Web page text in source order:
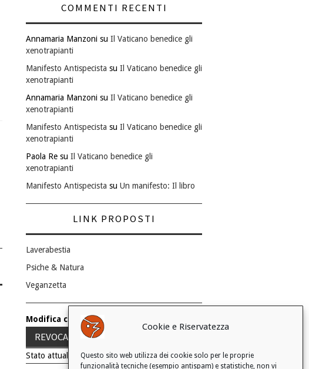
Cookie e Riservatezza
Questo sito web utilizza dei cookie solo per le proprie
funzionalità tecniche (esempio antispam) e statistiche, non vi
COMMENTI RECENTI
Annamaria Manzoni su Il Vaticano benedice gli
xenotrapianti
Manifesto Antispecista su Il Vaticano benedice gli
xenotrapianti
Annamaria Manzoni su Il Vaticano benedice gli
xenotrapianti
Manifesto Antispecista su Il Vaticano benedice gli
xenotrapianti
Paola Re su Il Vaticano benedice gli
xenotrapianti
Manifesto Antispecista su Un manifesto: Il libro
LINK PROPOSTI
Laverabestia
Psiche & Natura
Veganzetta
Modifica consenso ai cookie
REVOCA IL TUO CONSENSO
Stato attuale: Negato